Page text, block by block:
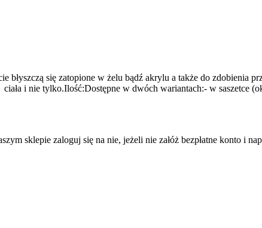
się zatopione w żelu bądź akrylu a także do zdobienia
i nie tylko.Ilość:Dostępne w dwóch wariantach:- w saszetce
sklepie zaloguj się na nie, jeżeli nie załóż bezpłatne konto i